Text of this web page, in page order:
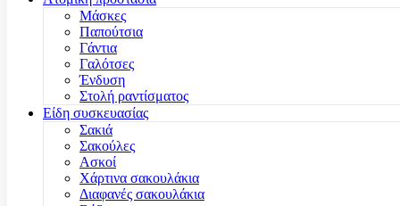
Μάσκες
Παπούτσια
Γάντια
Γαλότσες
Ένδυση
Στολή ραντίσματος
Είδη συσκευασίας
Σακιά
Σακούλες
Ασκοί
Χάρτινα σακουλάκια
Διαφανές σακουλάκια